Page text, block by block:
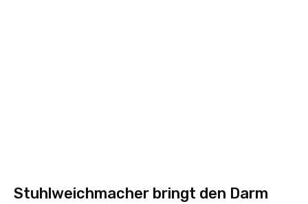
Stuhlweichmacher bringt den Darm